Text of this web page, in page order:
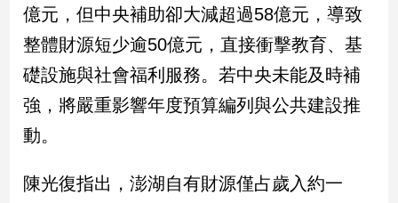
台
灣
觀
點
南
台
點
億元，但中央補助卻大減超過58億元，導致
整體財源短少逾50億元，直接衝擊教育、基
礎設施與社會福利服務。若中央未能及時補
強，將嚴重影響年度預算編列與公共建設推
動。
陳光復指出，澎湖自有財源僅占歲入約一